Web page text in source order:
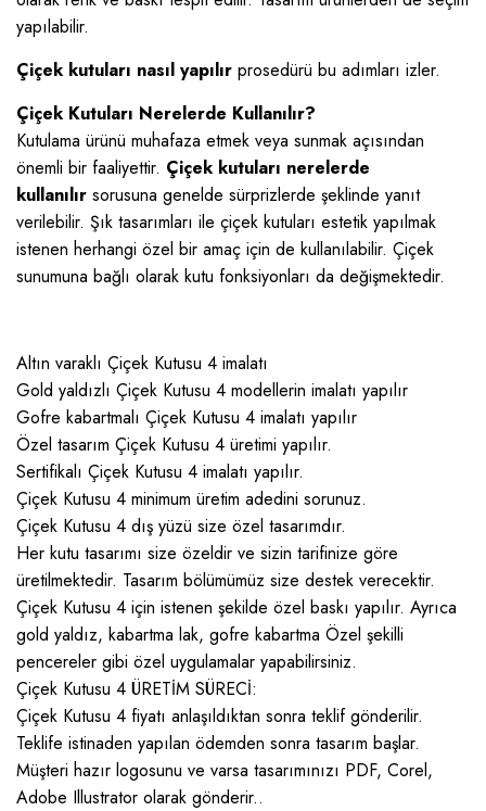
yapılabilir.
Çiçek kutuları nasıl yapılır prosedürü bu adımları izler.
Çiçek Kutuları Nerelerde Kullanılır?
Kutulama ürünü muhafaza etmek veya sunmak açısından
önemli bir faaliyettir. Çiçek kutuları nerelerde
kullanılır sorusuna genelde sürprizlerde şeklinde yanıt
verilebilir. Şık tasarımları ile çiçek kutuları estetik yapılmak
istenen herhangi özel bir amaç için de kullanılabilir. Çiçek
sunumuna bağlı olarak kutu fonksiyonları da değişmektedir.
Altın varaklı Çiçek Kutusu 4 imalatı
Gold yaldızlı Çiçek Kutusu 4 modellerin imalatı yapılır
Gofre kabartmalı Çiçek Kutusu 4 imalatı yapılır
Özel tasarım Çiçek Kutusu 4 üretimi yapılır.
Sertifikalı Çiçek Kutusu 4 imalatı yapılır.
Çiçek Kutusu 4 minimum üretim adedini sorunuz.
Çiçek Kutusu 4 dış yüzü size özel tasarımdır.
Her kutu tasarımı size özeldir ve sizin tarifinize göre
üretilmektedir. Tasarım bölümümüz size destek verecektir.
Çiçek Kutusu 4 için istenen şekilde özel baskı yapılır. Ayrıca
gold yaldız, kabartma lak, gofre kabartma Özel şekilli
pencereler gibi özel uygulamalar yapabilirsiniz.
Çiçek Kutusu 4 ÜRETİM SÜRECİ:
Çiçek Kutusu 4 fiyatı anlaşıldıktan sonra teklif gönderilir.
Teklife istinaden yapılan ödemden sonra tasarım başlar.
Müşteri hazır logosunu ve varsa tasarımınızı PDF, Corel,
Adobe Illustrator olarak gönderir..